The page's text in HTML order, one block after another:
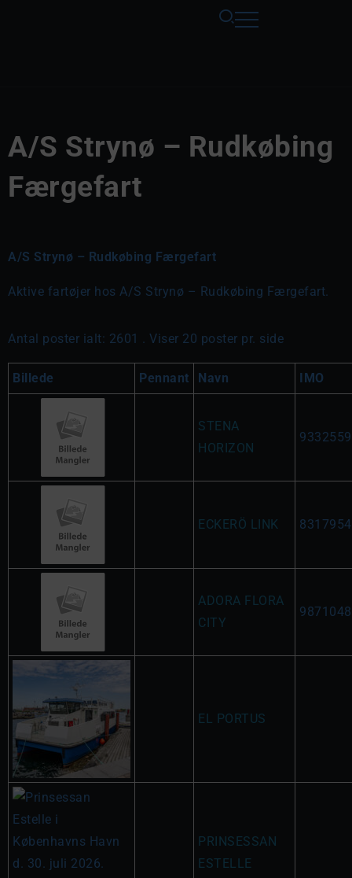
A/S Strynø – Rudkøbing
Færgefart
A/S Strynø – Rudkøbing Færgefart
Aktive fartøjer hos A/S Strynø – Rudkøbing Færgefart.
Antal poster ialt: 2601 . Viser 20 poster pr. side
Billede Pennant Navn IMO
STENA
HORIZON
9332559
ECKERÖ LINK 8317954
ADORA FLORA
CITY
9871048
EL PORTUS
PRINSESSAN
ESTELLE